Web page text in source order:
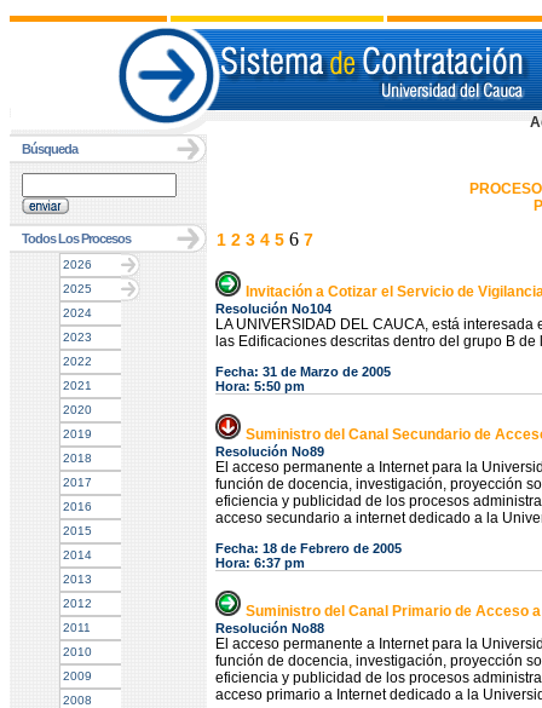
Búsqueda
Todos Los Procesos
2026
2025
2024
2023
2022
2021
2020
2019
2018
2017
2016
2015
2014
2013
2012
2011
2010
2009
2008
1 2 3 4 5 6 7
Invitación a Cotizar el Servicio de
Resolución No104
LA UNIVERSIDAD DEL CAUCA, está
las Edificaciones descritas dentro del grupo B
Fecha: 31 de Marzo de 2005
Hora: 5:50 pm
Suministro del Canal Secundario de
Resolución No89
El acceso permanente a Internet para la
función de docencia, investigación, proyección
eficiencia y publicidad de los procesos
acceso secundario a internet dedicado a la
Fecha: 18 de Febrero de 2005
Hora: 6:37 pm
Suministro del Canal Primario de Acceso
Resolución No88
El acceso permanente a Internet para la
función de docencia, investigación, proyección
eficiencia y publicidad de los procesos
acceso primario a Internet dedicado a la